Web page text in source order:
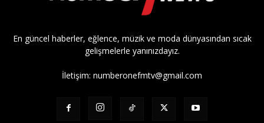
En güncel haberler, eğlence, müzik ve moda dünyasından sıcak
gelişmelerle yanınızdayız.
İletişim: numberonefmtv@gmail.com